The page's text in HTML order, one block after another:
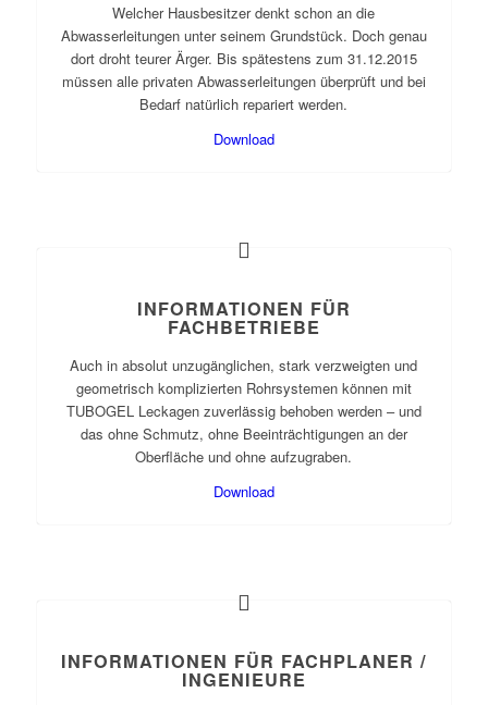
Welcher Hausbesitzer denkt schon an die
Abwasserleitungen unter seinem Grundstück. Doch genau
dort droht teurer Ärger. Bis spätestens zum 31.12.2015
müssen alle privaten Abwasserleitungen überprüft und bei
Bedarf natürlich repariert werden.
Download
INFORMATIONEN FÜR
FACHBETRIEBE
Auch in absolut unzugänglichen, stark verzweigten und
geometrisch komplizierten Rohrsystemen können mit
TUBOGEL Leckagen zuverlässig behoben werden – und
das ohne Schmutz, ohne Beeinträchtigungen an der
Oberfläche und ohne aufzugraben.
Download
INFORMATIONEN FÜR FACHPLANER /
INGENIEURE